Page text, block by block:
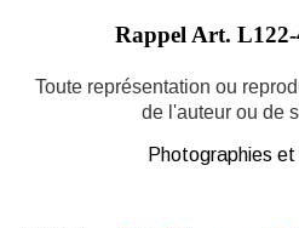
Rappel Art.
Toute représentation ou
de l'auteur ou de
Photographies